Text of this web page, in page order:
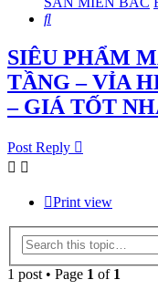
Search
SIÊU PHẨM
TẦNG – VỈA
– GIÁ TỐT
Post Reply
Print view
1 post • Page 1 of 1